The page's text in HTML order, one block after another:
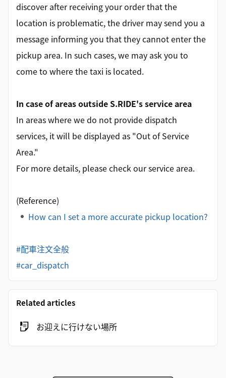
discover after receiving your order that the
location is problematic, the driver may send you a
message informing you that they cannot enter the
pickup area. In such cases, we may ask you to
come to where the taxi is located.
In case of areas outside S.RIDE's service area
In areas where we do not provide dispatch
services, it will be displayed as "Out of Service
Area."
For more details, please check our service area.
(Reference)
How can I set a more accurate pickup location?
#配車注文全般
#car_dispatch
Related articles
お迎えに行けない場所